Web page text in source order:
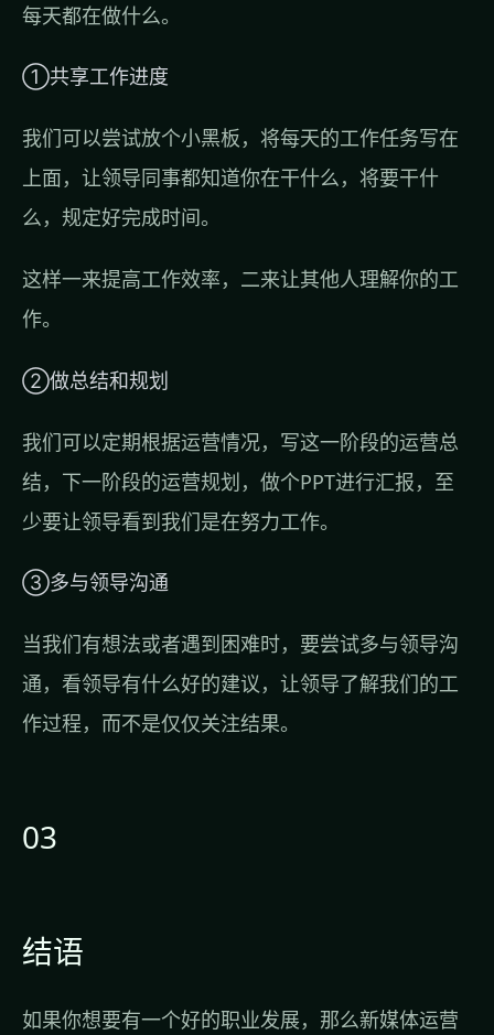
每天都在做什么。
①共享工作进度
我们可以尝试放个小黑板，将每天的工作任务写在
上面，让领导同事都知道你在干什么，将要干什
么，规定好完成时间。
这样一来提高工作效率，二来让其他人理解你的工
作。
②做总结和规划
我们可以定期根据运营情况，写这一阶段的运营总
结，下一阶段的运营规划，做个PPT进行汇报，至
少要让领导看到我们是在努力工作。
③多与领导沟通
当我们有想法或者遇到困难时，要尝试多与领导沟
通，看领导有什么好的建议，让领导了解我们的工
作过程，而不是仅仅关注结果。
03
结语
如果你想要有一个好的职业发展，那么新媒体运营